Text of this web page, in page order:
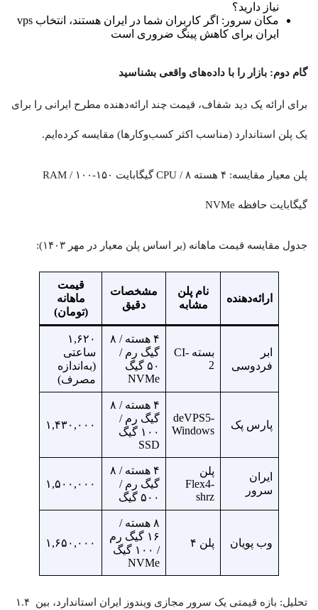
نیاز دارید؟
مکان سرور: اگر کاربران شما در ایران هستند، انتخاب vps
ایران برای کاهش پینگ ضروری است
گام دوم: بازار را با داده‌های واقعی بشناسید
برای ارائه یک دید شفاف، قیمت چند ارائه‌دهنده مطرح ایرانی را برای
یک پلن استاندارد (مناسب اکثر کسب‌وکارها) مقایسه کرده‌ایم.
پلن معیار مقایسه: ۴ هسته CPU / ۸ گیگابایت RAM / ۱۰۰-۱۵۰
گیگابایت حافظه NVMe
جدول مقایسه قیمت ماهانه (بر اساس پلن معیار در مهر ۱۴۰۳):
ارائه‌دهنده
نام پلن
مشابه
مشخصات
دقیق
قیمت
ماهانه
(تومان)
ابر
فردوسی
بسته CI-
2
۴ هسته / ۸
گیگ رم /
۵۰ گیگ
NVMe
۱,۶۲۰
ساعتی
(به‌اندازه
مصرف)
پارس پک
deVPS5-
Windows
۴ هسته / ۸
گیگ رم /
۱۰۰ گیگ
SSD
۱,۴۳۰,۰۰۰
ایران
سرور
پلن
Flex4-
shrz
۴ هسته / ۸
گیگ رم /
۵۰۰ گیگ
۱,۵۰۰,۰۰۰
وب پویان پلن ۴
۸ هسته /
۱۶ گیگ رم
/ ۱۰۰ گیگ
NVMe
۱,۶۵۰,۰۰۰
تحلیل: بازه قیمتی یک سرور مجازی ویندوز ایران استاندارد، بین ۱.۴